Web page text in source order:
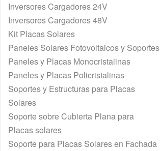
Inversores Cargadores 24V
Inversores Cargadores 48V
Kit Placas Solares
Paneles Solares Fotovoltaicos y Soportes
Paneles y Placas Monocristalinas
Paneles y Placas Policristalinas
Soportes y Estructuras para Placas
Solares
Soporte sobre Cubierta Plana para
Placas solares
Soporte para Placas Solares en Fachada